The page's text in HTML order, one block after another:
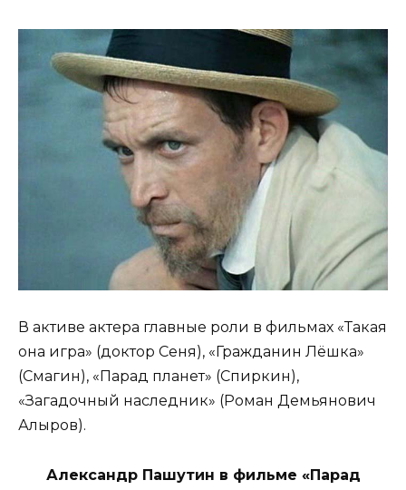
В активе актера главные роли в фильмах «Такая
она игра» (доктор Сеня), «Гражданин Лёшка»
(Смагин), «Парад планет» (Спиркин),
«Загадочный наследник» (Роман Демьянович
Алыров).
Александр Пашутин в фильме «Парад